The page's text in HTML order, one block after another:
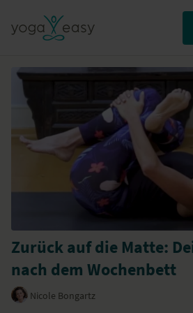
Zurück auf die Matte:
nach dem Wochenbett
Nicole Bongartz